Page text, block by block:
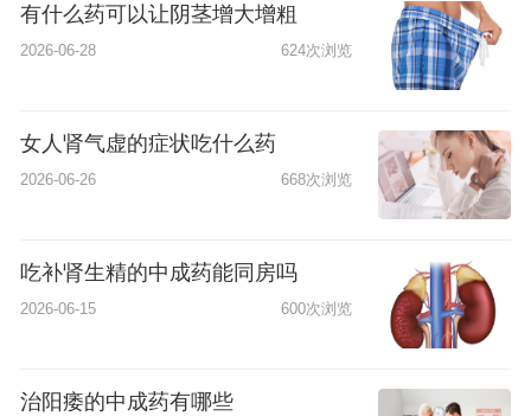
有什么药可以让阴茎增大增粗
2026-06-28 624次浏览
女人肾气虚的症状吃什么药
2026-06-26 668次浏览
吃补肾生精的中成药能同房吗
2026-06-15 600次浏览
治阳痿的中成药有哪些